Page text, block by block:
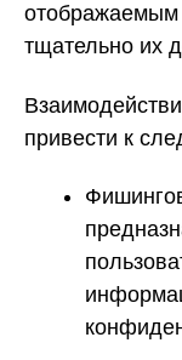
тщательно их
привести к